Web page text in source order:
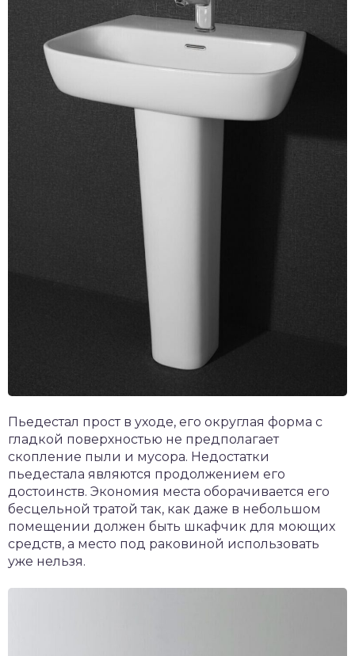
Пьедестал прост в уходе, его округлая форма с
гладкой поверхностью не предполагает
скопление пыли и мусора. Недостатки
пьедестала являются продолжением его
достоинств. Экономия места оборачивается его
бесцельной тратой так, как даже в небольшом
помещении должен быть шкафчик для моющих
средств, а место под раковиной использовать
уже нельзя.